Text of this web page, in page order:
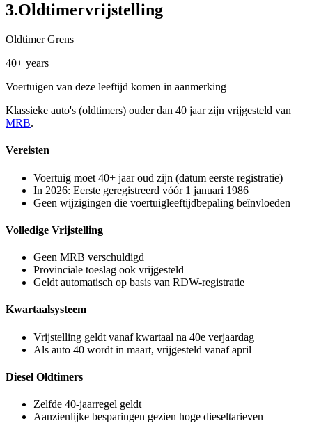
3.Oldtimervrijstelling
Oldtimer Grens
40+ years
Voertuigen van deze leeftijd komen in aanmerking
Klassieke auto's (oldtimers) ouder dan 40 jaar zijn vrijgesteld van
MRB.
Vereisten
Voertuig moet 40+ jaar oud zijn (datum eerste registratie)
In 2026: Eerste geregistreerd vóór 1 januari 1986
Geen wijzigingen die voertuigleeftijdbepaling beïnvloeden
Volledige Vrijstelling
Geen MRB verschuldigd
Provinciale toeslag ook vrijgesteld
Geldt automatisch op basis van RDW-registratie
Kwartaalsysteem
Vrijstelling geldt vanaf kwartaal na 40e verjaardag
Als auto 40 wordt in maart, vrijgesteld vanaf april
Diesel Oldtimers
Zelfde 40-jaarregel geldt
Aanzienlijke besparingen gezien hoge dieseltarieven